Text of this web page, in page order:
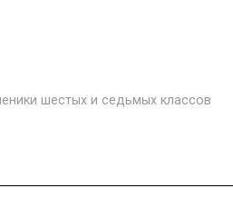
шестых и седьмых классов